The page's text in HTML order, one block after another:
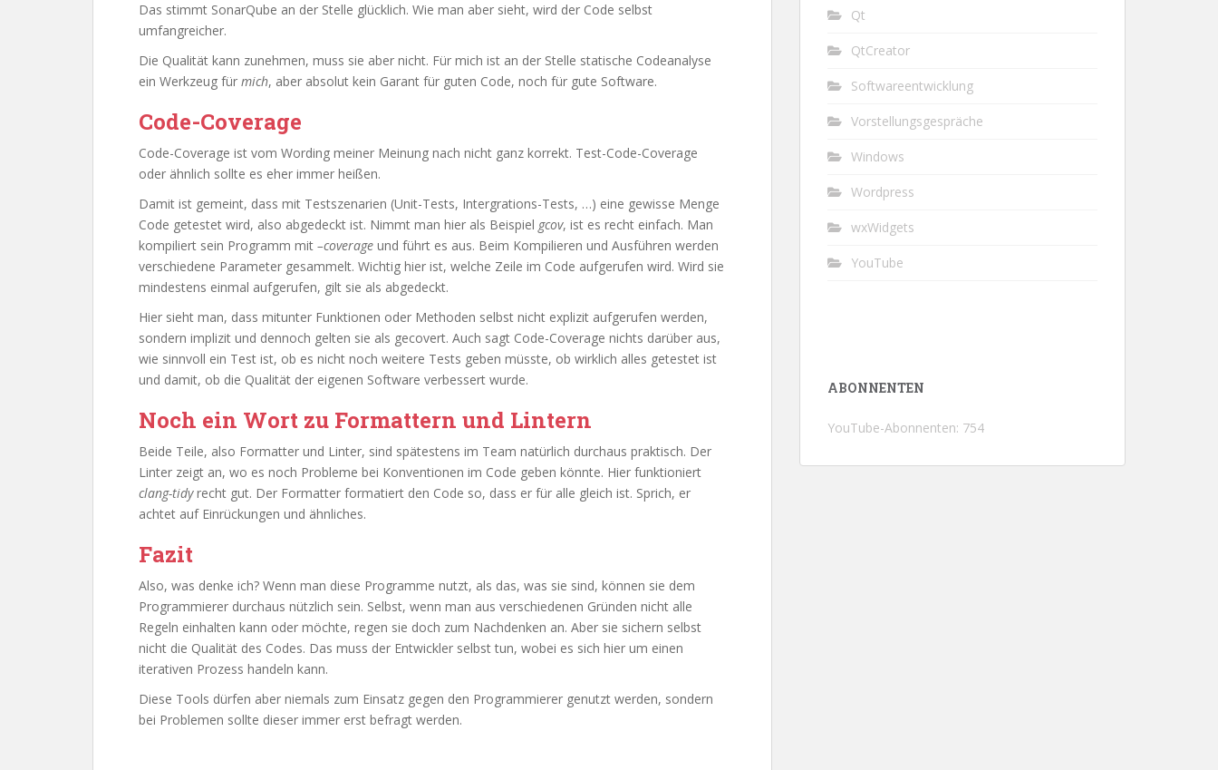
Das stimmt SonarQube an der Stelle glücklich. Wie man aber sieht, wird der Code selbst
umfangreicher.
Die Qualität kann zunehmen, muss sie aber nicht. Für mich ist an der Stelle statische Codeanalyse
ein Werkzeug für mich, aber absolut kein Garant für guten Code, noch für gute Software.
Code-Coverage
Code-Coverage ist vom Wording meiner Meinung nach nicht ganz korrekt. Test-Code-Coverage
oder ähnlich sollte es eher immer heißen.
Damit ist gemeint, dass mit Testszenarien (Unit-Tests, Intergrations-Tests, …) eine gewisse Menge
Code getestet wird, also abgedeckt ist. Nimmt man hier als Beispiel gcov, ist es recht einfach. Man
kompiliert sein Programm mit –coverage und führt es aus. Beim Kompilieren und Ausführen werden
verschiedene Parameter gesammelt. Wichtig hier ist, welche Zeile im Code aufgerufen wird. Wird sie
mindestens einmal aufgerufen, gilt sie als abgedeckt.
Hier sieht man, dass mitunter Funktionen oder Methoden selbst nicht explizit aufgerufen werden,
sondern implizit und dennoch gelten sie als gecovert. Auch sagt Code-Coverage nichts darüber aus,
wie sinnvoll ein Test ist, ob es nicht noch weitere Tests geben müsste, ob wirklich alles getestet ist
und damit, ob die Qualität der eigenen Software verbessert wurde.
Noch ein Wort zu Formattern und Lintern
Beide Teile, also Formatter und Linter, sind spätestens im Team natürlich durchaus praktisch. Der
Linter zeigt an, wo es noch Probleme bei Konventionen im Code geben könnte. Hier funktioniert
clang-tidyrecht gut. Der Formatter formatiert den Code so, dass er für alle gleich ist. Sprich, er
achtet auf Einrückungen und ähnliches.
Fazit
Also, was denke ich? Wenn man diese Programme nutzt, als das, was sie sind, können sie dem
Programmierer durchaus nützlich sein. Selbst, wenn man aus verschiedenen Gründen nicht alle
Regeln einhalten kann oder möchte, regen sie doch zum Nachdenken an. Aber sie sichern selbst
nicht die Qualität des Codes. Das muss der Entwickler selbst tun, wobei es sich hier um einen
iterativen Prozess handeln kann.
Diese Tools dürfen aber niemals zum Einsatz gegen den Programmierer genutzt werden, sondern
bei Problemen sollte dieser immer erst befragt werden.
Qt
QtCreator
Softwareentwicklung
Vorstellungsgespräche
Windows
Wordpress
wxWidgets
YouTube
ABONNENTEN
YouTube-Abonnenten: 754